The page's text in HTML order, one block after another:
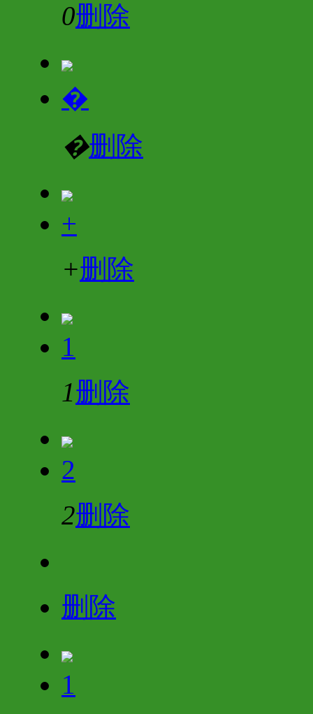
0删除
�
�删除
+
+删除
1
1删除
2
2删除
删除
1